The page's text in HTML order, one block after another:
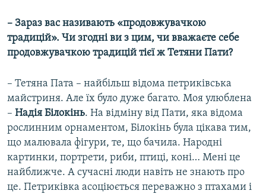
– Зараз вас називають «продовжувачкою
традицій». Чи згодні ви з цим, чи вважаєте себе
продовжувачкою традицій тієї ж Тетяни Пати?
– Тетяна Пата – найбільш відома петриківська
майстриня. Але їх було дуже багато. Моя улюблена
– Надія Білокінь. На відміну від Пати, яка відома
рослинним орнаментом, Білокінь була цікава тим,
що малювала фігури, те, що бачила. Народні
картинки, портрети, риби, птиці, коні… Мені це
найближче. А сучасні люди навіть не знають про
це. Петриківка асоціюється переважно з птахами і